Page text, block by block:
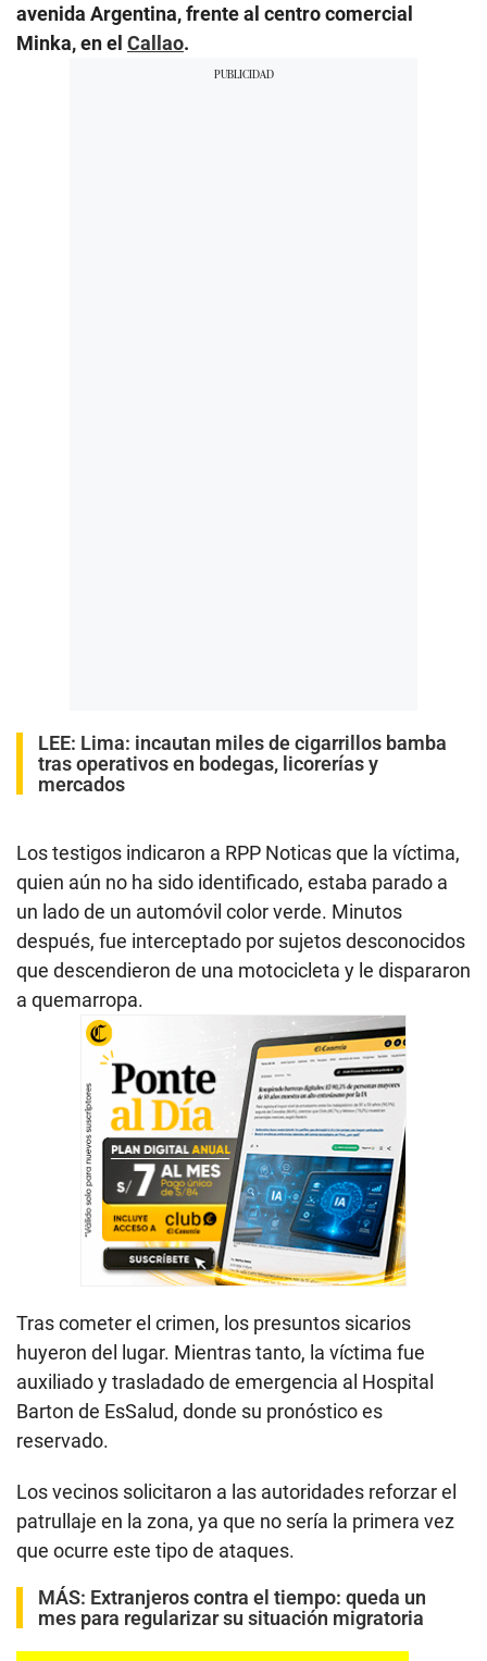
avenida Argentina, frente al centro comercial
Minka, en el Callao.
LEE: Lima: incautan miles de cigarrillos bamba
tras operativos en bodegas, licorerías y
mercados
Los testigos indicaron a RPP Noticas que la víctima,
quien aún no ha sido identificado, estaba parado a
un lado de un automóvil color verde. Minutos
después, fue interceptado por sujetos desconocidos
que descendieron de una motocicleta y le dispararon
a quemarropa.
Tras cometer el crimen, los presuntos sicarios
huyeron del lugar. Mientras tanto, la víctima fue
auxiliado y trasladado de emergencia al Hospital
Barton de EsSalud, donde su pronóstico es
reservado.
Los vecinos solicitaron a las autoridades reforzar el
patrullaje en la zona, ya que no sería la primera vez
que ocurre este tipo de ataques.
MÁS: Extranjeros contra el tiempo: queda un
mes para regularizar su situación migratoria